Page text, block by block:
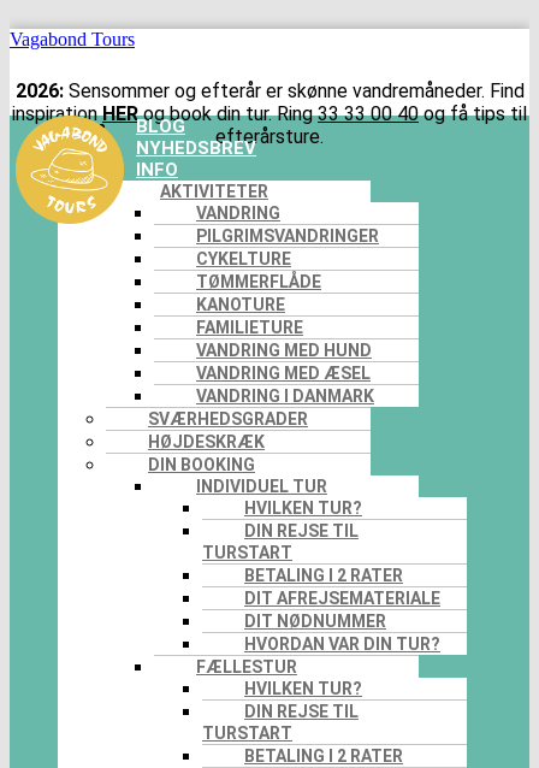
Vagabond Tours
2026:Sensommer og efterår er skønne vandremåneder. Find
inspiration HERog book din tur. Ring33 33 00 40 og få tips til
efterårsture.
Menu
BLOG
NYHEDSBREV
INFO
AKTIVITETER
VANDRING
PILGRIMSVANDRINGER
CYKELTURE
TØMMERFLÅDE
KANOTURE
FAMILIETURE
VANDRING MED HUND
VANDRING MED ÆSEL
VANDRING I DANMARK
SVÆRHEDSGRADER
HØJDESKRÆK
DIN BOOKING
INDIVIDUEL TUR
HVILKEN TUR?
DIN REJSE TIL
TURSTART
BETALING I 2 RATER
DIT AFREJSEMATERIALE
DIT NØDNUMMER
HVORDAN VAR DIN TUR?
FÆLLESTUR
HVILKEN TUR?
DIN REJSE TIL
TURSTART
BETALING I 2 RATER